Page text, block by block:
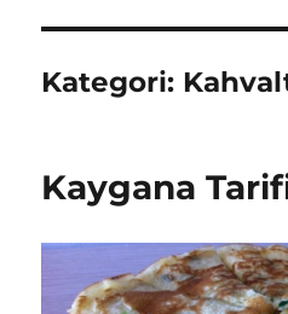
Kategori:
Kaygana